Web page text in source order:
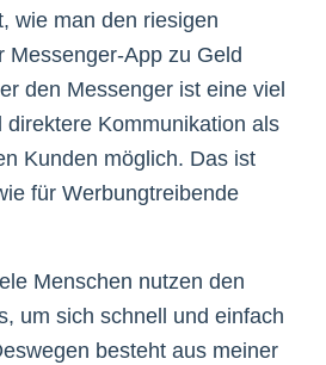
wie man den riesigen
Messenger-App zu Geld
den Messenger ist eine viel
direktere Kommunikation als
Kunden möglich. Das ist
für Werbungtreibende
Menschen nutzen den
um sich schnell und einfach
besteht aus meiner